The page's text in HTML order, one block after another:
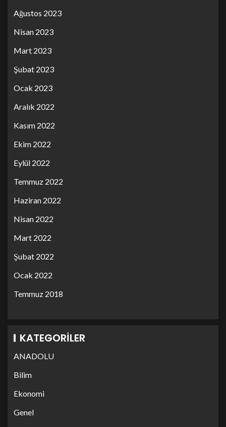
Ağustos 2023
Nisan 2023
Mart 2023
Şubat 2023
Ocak 2023
Aralık 2022
Kasım 2022
Ekim 2022
Eylül 2022
Temmuz 2022
Haziran 2022
Nisan 2022
Mart 2022
Şubat 2022
Ocak 2022
Temmuz 2018
KATEGORILER
ANADOLU
Bilim
Ekonomi
Genel